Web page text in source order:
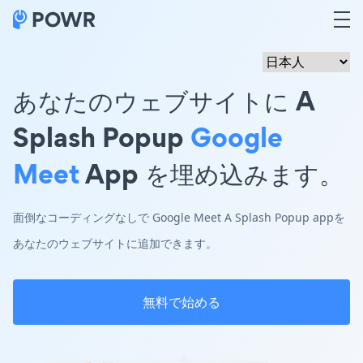
あなたのウェブサイトに A
Splash Popup Google
MeetApp を埋め込みます。
面倒なコーディングなしで Google Meet A Splash Popup appを
あなたのウェブサイトに追加できます。
無料で始める